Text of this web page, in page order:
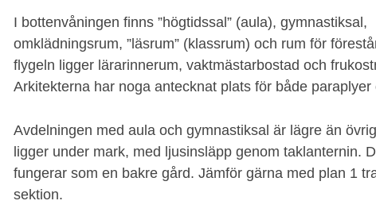
I bottenvåningen finns ”högtidssal” (aula), gymnastiksal,
omklädningsrum, ”läsrum” (klassrum) och rum för
flygeln ligger lärarinnerum, vaktmästarbostad och
Arkitekterna har noga antecknat plats för både paraplyer
Avdelningen med aula och gymnastiksal är lägre än
ligger under mark, med ljusinsläpp genom taklanternin.
fungerar som en bakre gård. Jämför gärna med plan 1
sektion.